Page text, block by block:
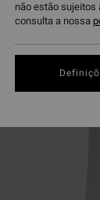
não estão
consulta a nossa